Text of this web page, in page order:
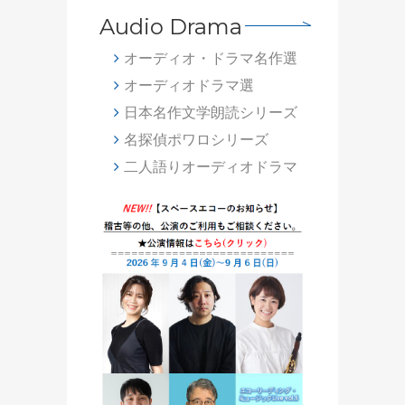
Audio Drama
オーディオ・ドラマ名作選
オーディオドラマ選
日本名作文学朗読シリーズ
名探偵ポワロシリーズ
二人語りオーディオドラマ